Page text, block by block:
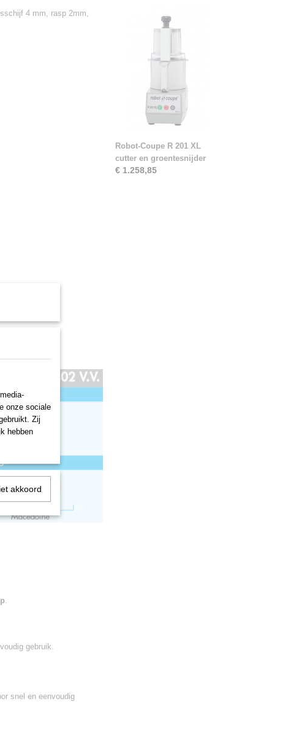
4 mm, rasp 2mm,
.
gebruik.
snel en eenvoudig
Robot-Coupe R 201 XL
cutter en groentesnijder
€ 1.258,85
onze sociale
Zij
hebben
akkoord